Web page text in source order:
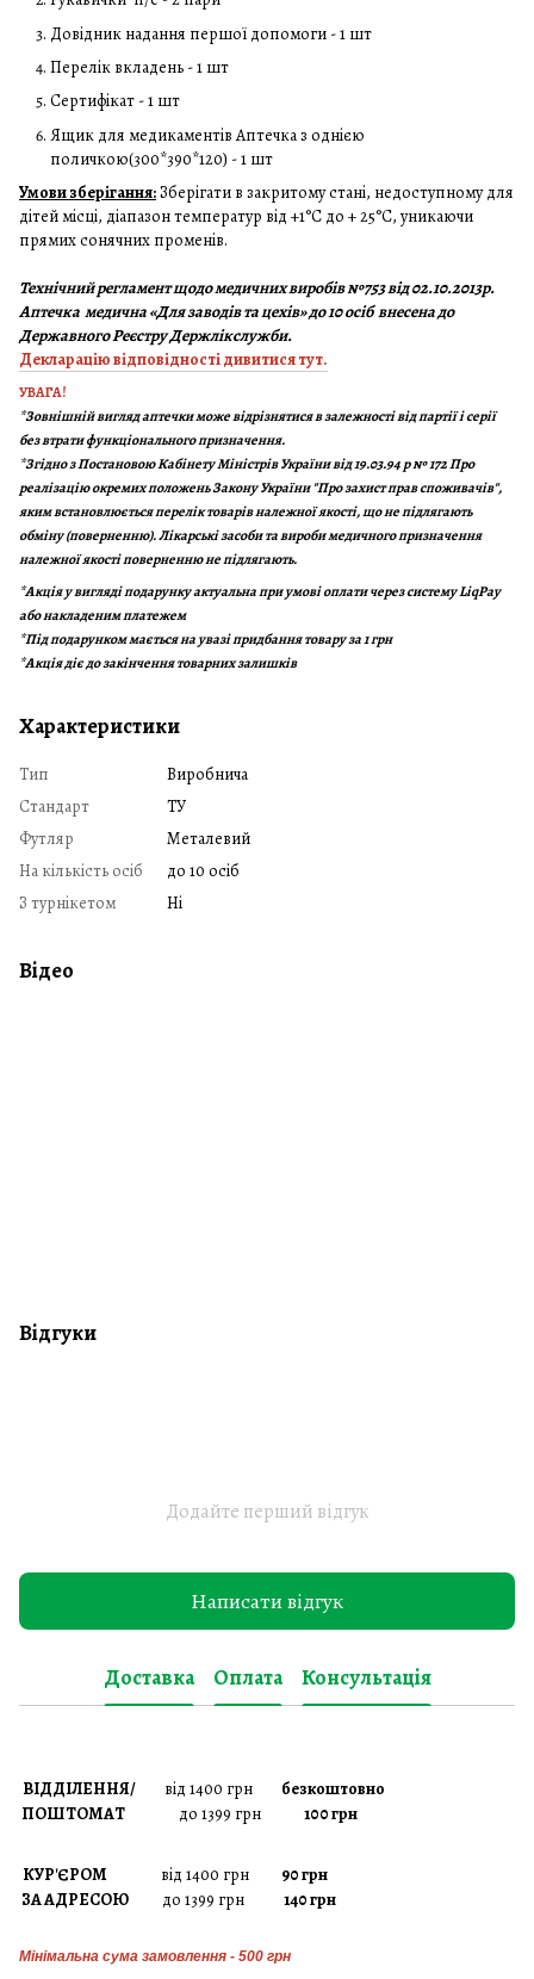
Довідник надання першої допомоги - 1 шт
Перелік вкладень - 1 шт
Сертифікат - 1 шт
Ящик для медикаментів Аптечка з однією
поличкою(300*390*120) - 1 шт
Умови зберігання:Зберігати в закритому стані, недоступному для
дітей місці, діапазон температур від +1°C до + 25°C, уникаючи
прямих сонячних променів.
Технічний регламент щодо медичних виробів №753 від 02.10.2013р.
Аптечка медична «Для заводів та цехів» до 10 осіб внесена до
Державного Реєстру Держлікслужби.
Декларацію відповідності дивитися тут.
УВАГА!
*Зовнішній вигляд аптечки може відрізнятися в залежності від партії і серії
без втрати функціонального призначення.
*Згідно з Постановою Кабінету Міністрів України від 19.03.94 р № 172 Про
реалізацію окремих положень Закону України "Про захист прав споживачів",
яким встановлюється перелік товарів належної якості, що не підлягають
обміну (поверненню). Лікарські засоби та вироби медичного призначення
належної якості поверненню не підлягають.
*Акція у вигляді подарунку актуальна при умові оплати через системуLiqPay
або накладеним платежем
*Під подарунком мається на увазі придбання товару за 1 грн
*Акція діє до закінчення товарних залишків
Характеристики
Тип
Виробнича
Стандарт
ТУ
Футляр
Металевий
На кількість осіб
до 10 осіб
З турнікетом
Ні
Відео
Відгуки
Додайте перший відгук
Написати відгук
Доставка Оплата Консультація
ВІДДІЛЕННЯ/ від 1400 грн безкоштовно
ПОШТОМАТ до 1399 грн 100 грн
КУР'ЄРОМ від 1400 грн 90 грн
ЗА АДРЕСОЮ до 1399 грн 140 грн
Мінімальна сума замовлення - 500 грн